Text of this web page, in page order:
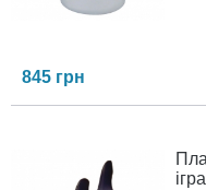
845 грн